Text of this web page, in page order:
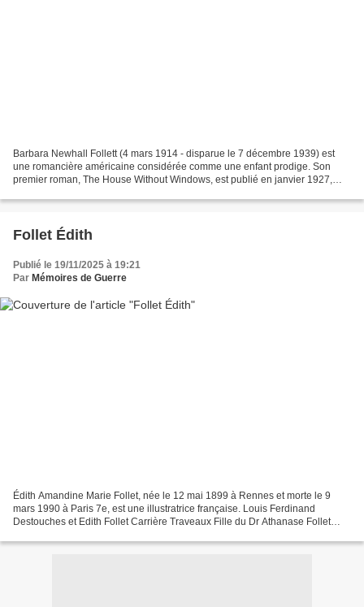
Barbara Newhall Follett (4 mars 1914 - disparue le 7 décembre 1939) est
une romancière américaine considérée comme une enfant prodige. Son
premier roman, The House Without Windows, est publié en janvier 1927,
Follet Édith
Publié le 19/11/2025 à 19:21
Par Mémoires de Guerre
Édith Amandine Marie Follet, née le 12 mai 1899 à Rennes et morte le 9
mars 1990 à Paris 7e, est une illustratrice française. Louis Ferdinand
Destouches et Edith Follet Carrière Traveaux Fille du Dr Athanase Follet